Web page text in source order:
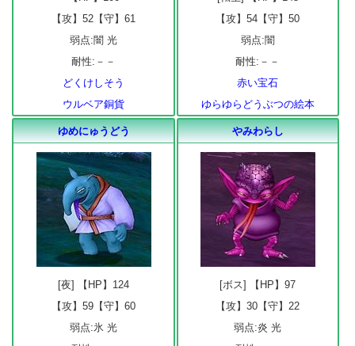
【攻】52【守】61
弱点:闇 光
耐性:－－
どくけしそう
ウルベア銅貨
【攻】54【守】50
弱点:闇
耐性:－－
赤い宝石
ゆらゆらどうぶつの絵本
ゆめにゅうどう
[夜] 【HP】124
【攻】59【守】60
弱点:氷 光
やみわらし
[ボス] 【HP】97
【攻】30【守】22
弱点:炎 光